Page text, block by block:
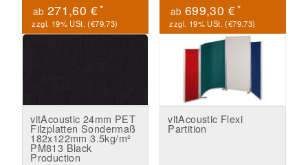
ab 271,60 €*
zzgl. 19% USt. (€79.73)
ab 699,30 €*
zzgl. 19% USt. (€79.73)
vitAcoustic 24mm PET
Filzplatten Sondermaß
182x122mm 3.5kg/m²
PM813 Black
Production
vitAcoustic Flexi
Partition